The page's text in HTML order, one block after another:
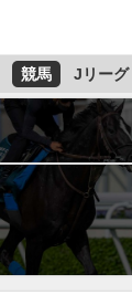
競馬 Jリーグ